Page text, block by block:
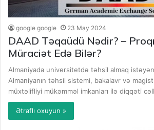
google google 23 May 2024
DAAD Təqaüdü Nədir? –
Müraciət Edə Bilər?
Almaniyada universitetdə təhsil almaq
Almaniyanın təhsil sistemi, bakalavr və
müxtəlifliyi mükəmməl imkanları ilə diqqəti
Ətraflı oxuyun »